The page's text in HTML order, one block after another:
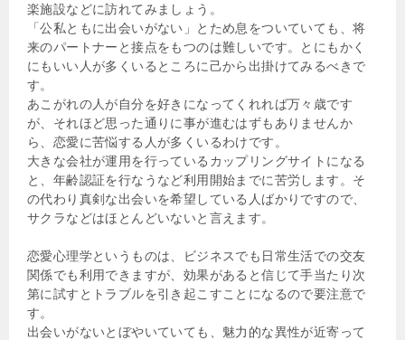
楽施設などに訪れてみましょう。
「公私ともに出会いがない」とため息をついていても、将
来のパートナーと接点をもつのは難しいです。とにもかく
にもいい人が多くいるところに己から出掛けてみるべきで
す。
あこがれの人が自分を好きになってくれれば万々歳です
が、それほど思った通りに事が進むはずもありませんか
ら、恋愛に苦悩する人が多くいるわけです。
大きな会社が運用を行っているカップリングサイトになる
と、年齢認証を行なうなど利用開始までに苦労します。そ
の代わり真剣な出会いを希望している人ばかりですので、
サクラなどはほとんどいないと言えます。
恋愛心理学というものは、ビジネスでも日常生活での交友
関係でも利用できますが、効果があると信じて手当たり次
第に試すとトラブルを引き起こすことになるので要注意で
す。
出会いがないとぼやいていても、魅力的な異性が近寄って